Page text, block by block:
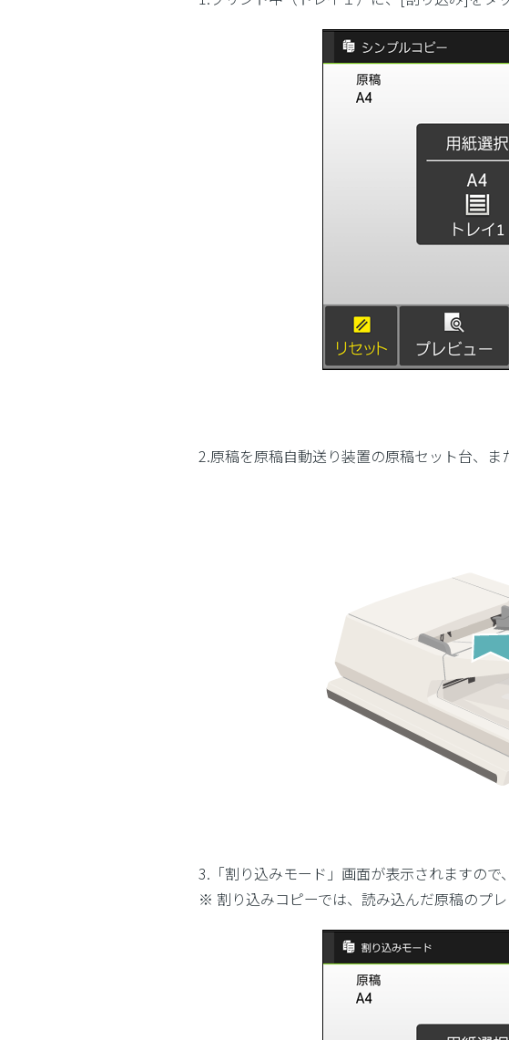
2.原稿を原稿自動送り装置の原稿セット台、ま
3.「割り込みモード」画面が表示されますので
※ 割り込みコピーでは、読み込んだ原稿のプレ